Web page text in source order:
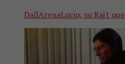
DallArenaLucio, su Rai1